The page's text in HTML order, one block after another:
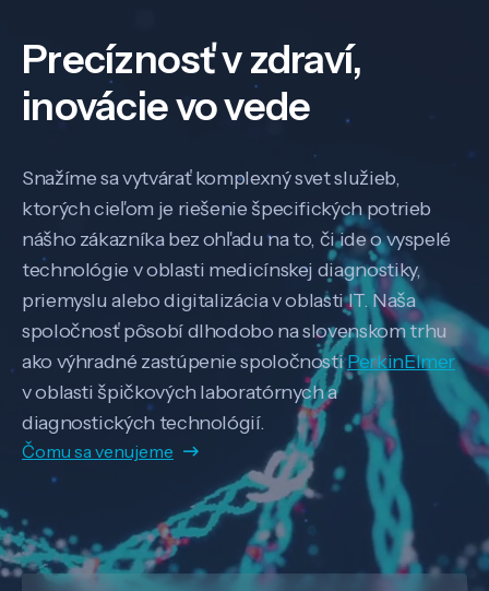
Precíznosť v zdraví,
inovácie vo vede
Snažíme sa vytvárať komplexný svet služieb,
ktorých cieľom je riešenie špecifických potrieb
nášho zákazníka bez ohľadu na to, či ide o vyspelé
technológie v oblasti medicínskej diagnostiky,
priemyslu alebo digitalizácia v oblasti IT. Naša
spoločnosť pôsobí dlhodobo na slovenskom trhu
ako výhradné zastúpenie spoločnostiPerkinElmer
v oblasti špičkových laboratórnych a
diagnostických technológií.
Čomu sa venujeme